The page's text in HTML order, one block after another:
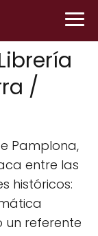
/
Pamplona,
entre las
históricos:
un referente